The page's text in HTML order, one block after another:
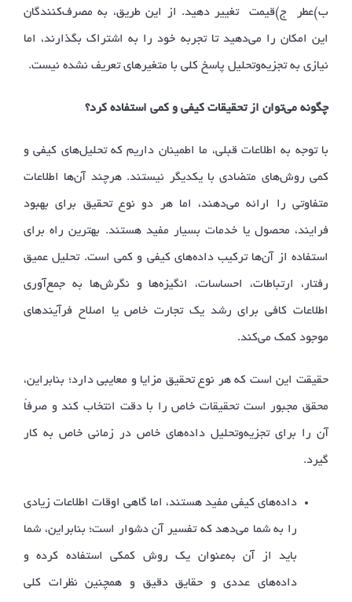
ب)عطر ج)قیمت تغییر دهید. از این طریق، به مصرف‌کنندگان
این امکان را می‌دهید تا تجربه خود را به اشتراک بگذارند، اما
نیازی به تجزیه‌وتحلیل پاسخ کلی با متغیرهای تعریف نشده نیست.
چگونه می‌توان از تحقیقات کیفی و کمی استفاده کرد؟
با توجه به اطلاعات قبلی، ما اطمینان داریم که تحلیل‌های کیفی و
کمی روش‌های متضادی با یکدیگر نیستند. هرچند آن‌ها اطلاعات
متفاوتی را ارائه می‌دهند، اما هر دو نوع تحقیق برای بهبود
فرایند، محصول یا خدمات بسیار مفید هستند. بهترین راه برای
استفاده از آن‌ها ترکیب داده‌های کیفی و کمی است. تحلیل عمیق
رفتار، ارتباطات، احساسات، انگیزه‌ها و نگرش‌ها به جمع‌آوری
اطلاعات کافی برای رشد یک تجارت خاص یا اصلاح فرآیندهای
موجود کمک می‌کند.
حقیقت این است که هر نوع تحقیق مزایا و معایبی دارد؛ بنابراین،
محقق مجبور است تحقیقات خاص را با دقت انتخاب کند و صرفاً
آن را برای تجزیه‌وتحلیل داده‌های خاص در زمانی خاص به کار
گیرد.
داده‌های کیفی مفید هستند، اما گاهی اوقات اطلاعات زیادی
را به شما می‌دهد که تفسیر آن دشوار است؛ بنابراین، شما
باید از آن به‌عنوان یک روش کمکی استفاده کرده و
داده‌های عددی و حقایق دقیق و همچنین نظرات کلی